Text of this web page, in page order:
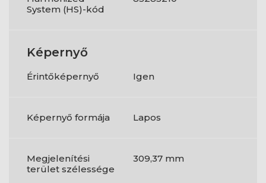
System (HS)-kód
Képernyő
Érintőképernyő Igen
Képernyő formája Lapos
Megjelenítési
terület szélessége
309,37 mm